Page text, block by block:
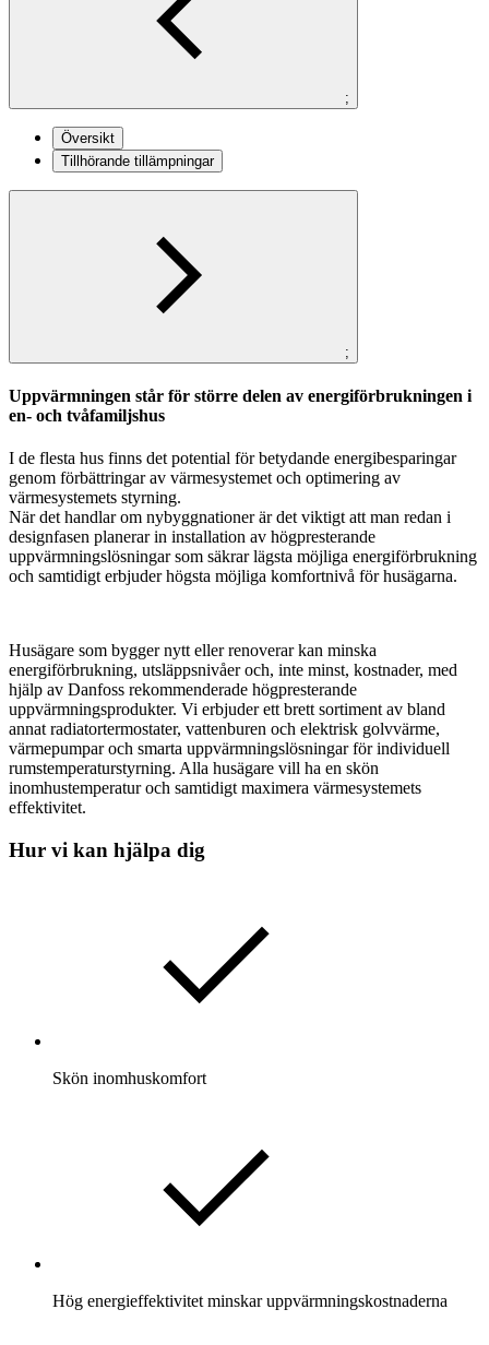
;
Översikt
Tillhörande tillämpningar
;
Uppvärmningen står för större delen av energiförbrukningen i
en- och tvåfamiljshus
I de flesta hus finns det potential för betydande energibesparingar
genom förbättringar av värmesystemet och optimering av
värmesystemets styrning.
När det handlar om nybyggnationer är det viktigt att man redan i
designfasen planerar in installation av högpresterande
uppvärmningslösningar som säkrar lägsta möjliga energiförbrukning
och samtidigt erbjuder högsta möjliga komfortnivå för husägarna.
Husägare som bygger nytt eller renoverar kan minska
energiförbrukning, utsläppsnivåer och, inte minst, kostnader, med
hjälp av Danfoss rekommenderade högpresterande
uppvärmningsprodukter. Vi erbjuder ett brett sortiment av bland
annat radiatortermostater, vattenburen och elektrisk golvvärme,
värmepumpar och smarta uppvärmningslösningar för individuell
rumstemperaturstyrning. Alla husägare vill ha en skön
inomhustemperatur och samtidigt maximera värmesystemets
effektivitet.
Hur vi kan hjälpa dig
Skön inomhuskomfort
Hög energieffektivitet minskar uppvärmningskostnaderna